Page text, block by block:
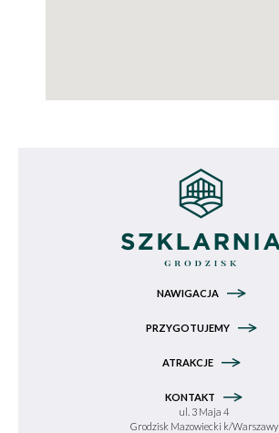
NAWIGACJA
PRZYGOTUJEMY
ATRAKCJE
KONTAKT
ul. 3 Maja 4
Grodzisk Mazowiecki k/Warszawy